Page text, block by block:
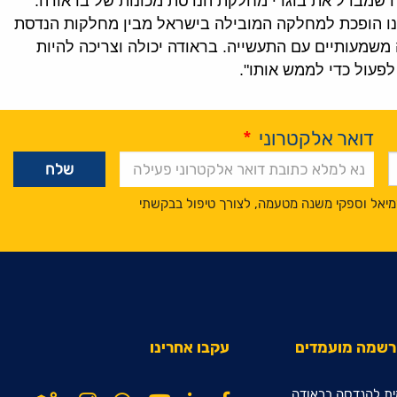
הופכת למחלקה המובילה בישראל מבין מחלקות הנדסת
עם התעשייה. בראודה יכולה וצריכה להיות
כדי לממש אותו".
דואר אלקטרוני *
וספקי משנה מטעמה, לצורך טיפול בבקשתי
מועמדים עקבו אחרינו